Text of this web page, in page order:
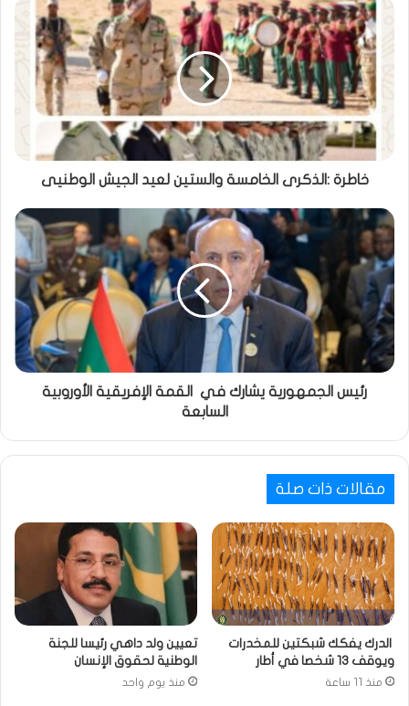
خاطرة :الذكرى الخامسة والستين لعيد الجيش الوطنيى
رئيس الجمهورية يشارك في القمة الإفريقية الأوروبية
السابعة
مقالات ذات صلة
الدرك يفكك شبكتين للمخدرات
ويوقف 13 شخصا في أطار
منذ 11 ساعة
تعيين ولد داهي رئيسا للجنة
الوطنية لحقوق الإنسان
منذ يوم واحد